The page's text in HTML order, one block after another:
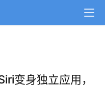
变身独立应用，